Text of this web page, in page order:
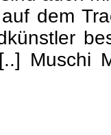
dem
Muschi